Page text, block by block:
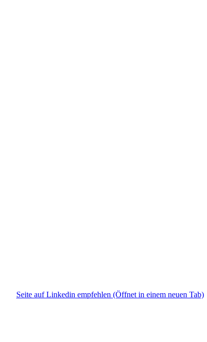
Seite auf Linkedin empfehlen (Öffnet in einem neuen Tab)